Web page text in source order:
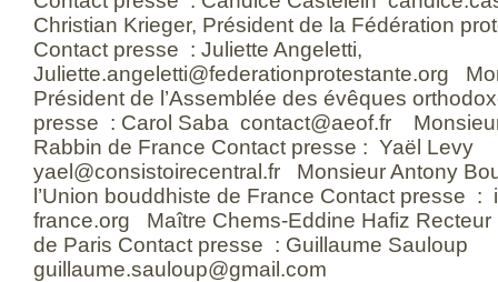
Christian Krieger, Président de la Fédération
Contact presse : Juliette Angeletti,
Juliette.angeletti@federationprotestante.org
Président de l’Assemblée des évêques
presse : Carol Saba contact@aeof.fr
Rabbin de France Contact presse : Yaël Levy
yael@consistoirecentral.fr Monsieur Antony
l’Union bouddhiste de France Contact presse :
france.org Maître Chems-Eddine Hafiz
de Paris Contact presse : Guillaume Sauloup
guillaume.sauloup@gmail.com